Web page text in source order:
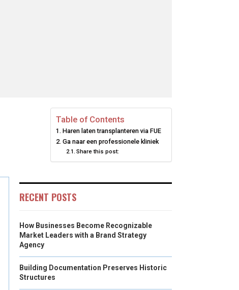
Table of Contents
Haren laten transplanteren via FUE
Ga naar een professionele kliniek
Share this post:
RECENT POSTS
How Businesses Become Recognizable
Market Leaders with a Brand Strategy
Agency
Building Documentation Preserves Historic
Structures